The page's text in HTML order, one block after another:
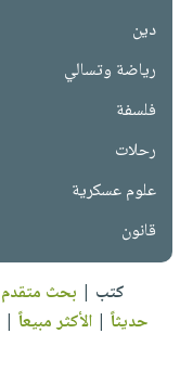
دين
رياضة وتسالي
فلسفة
رحلات
علوم عسكرية
قانون
كتب | بحث متقدم
حديثاً |الأكثر مبيعاً |